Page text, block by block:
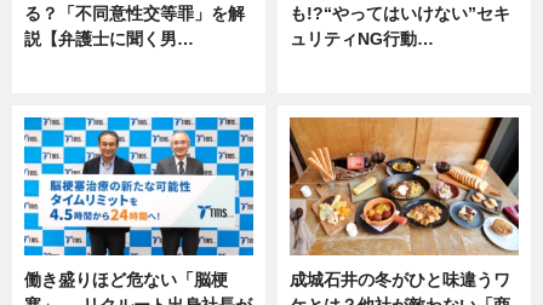
る？「不同意性交等罪」を解
説【弁護士に聞く男…
も!?“やってはいけない”セキ
ュリティNG行動…
働き盛りほど危ない「脳梗
成城石井の冬がひと味違うワ